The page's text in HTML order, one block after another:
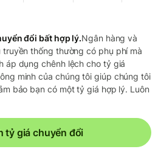
đổi bất hợp lý.Ngân hàng và
thống thường có phụ phí mà
áp dụng chênh lệch cho tỷ giá
minh của chúng tôi giúp chúng tôi
bảo bạn có một tỷ giá hợp lý. Luôn
tỷ giá chuyển đổi